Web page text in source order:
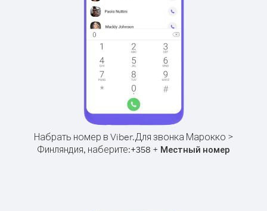
Набрать номер в Viber.Для звонка Марокко >
Финляндия, наберите:+358 + Местный номер